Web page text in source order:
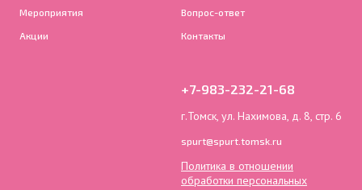
Мероприятия
Акции
Вопрос-ответ
Контакты
+7-983-232-21-68
г.Томск, ул. Нахимова, д. 8, стр. 6
spurt@spurt.tomsk.ru
Политика в отношении
обработки персональных